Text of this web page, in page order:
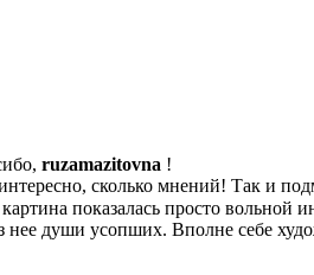
ruzamazitovna !
сколько мнений! Так и
показалась просто вольной
нее души усопших. Вполне себе